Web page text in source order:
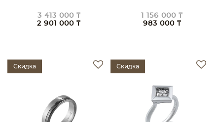
3 413 000 ₸
2 901 000 ₸
1 156 000 ₸
983 000 ₸
Скидка Скидка